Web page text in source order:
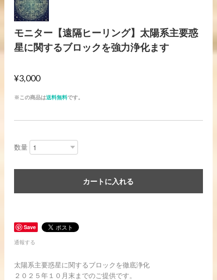
モニター【遠隔ヒーリング】太陽系主要惑
星に関するブロックを強力浄化ます
¥3,000
※この商品は送料無料です。
数量
カートに入れる
Save
通報する
太陽系主要惑星に関するブロックを徹底浄化
２０２５年１０月末までのご提供です。